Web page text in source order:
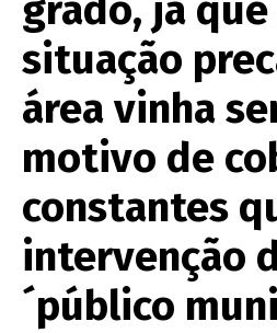
situação
área vinha
motivo de
constantes
intervenção
´público